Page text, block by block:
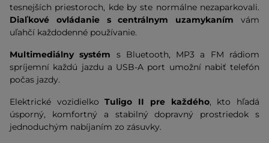
tesnejších priestoroch, kde by ste normálne nezaparkovali.
Diaľkové ovládanie s centrálnym uzamykaním vám
uľahčí každodenné používanie.
Multimediálny systém s Bluetooth, MP3 a FM rádiom
spríjemní každú jazdu a USB-A port umožní nabiť telefón
počas jazdy.
Elektrické vozidielkoTuligo II pre každého, kto hľadá
úsporný, komfortný a stabilný dopravný prostriedok s
jednoduchým nabíjaním zo zásuvky.